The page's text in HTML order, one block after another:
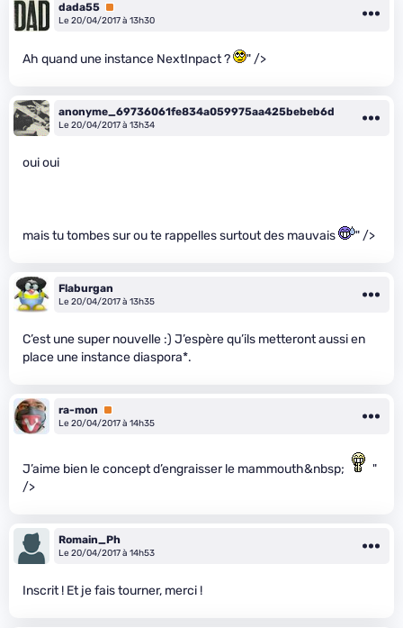
dada55 Premium
Le 20/04/2017 à 13h30
Ah quand une instance NextInpact ? " />
anonyme_69736061fe834a059975aa425bebeb6d
Le 20/04/2017 à 13h34
oui oui
mais tu tombes sur ou te rappelles surtout des mauvais " />
Flaburgan
Le 20/04/2017 à 13h35
C’est une super nouvelle :) J’espère qu’ils metteront aussi en
place une instance diaspora*.
ra-mon
Premium
Le 20/04/2017 à 14h35
J’aime bien le concept d’engraisser le mammouth&nbsp;
"
/>
Romain_Ph
Le 20/04/2017 à 14h53
Inscrit ! Et je fais tourner, merci !